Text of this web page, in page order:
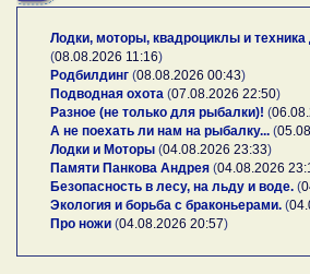
Лодки, моторы, квадроциклы и
(08.08.2026 11:16)
Родбилдинг (08.08.2026 00:43)
Подводная охота (07.08.2026 22:50)
Разное (не только для рыбалки)! (
А не поехать ли нам на рыбалку... (
Лодки и Моторы (04.08.2026 23:33)
Памяти Панкова Андрея (04.08.2026
Безопасность в лесу, на льду и воде. (
Экология и борьба с браконьерами. (
Про ножи (04.08.2026 20:57)